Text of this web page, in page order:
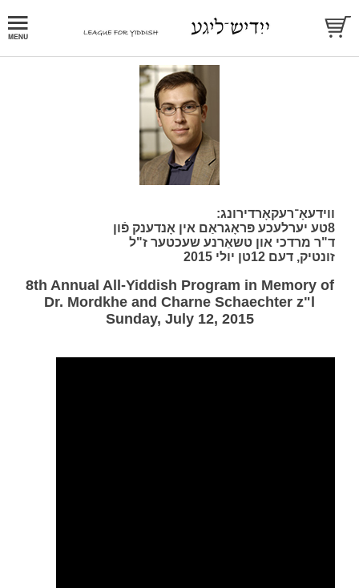
ווידעאָ־רעקאָרדירונג:
8טע יערלעכע פּראָגראַם אין אָנדענק פֿון
ד"ר מרדכי און טשאַרנע שעכטער ז"ל
זונטיק, דעם 12טן יולי 2015
8th Annual All-Yiddish Program in Memory of
Dr. Mordkhe and Charne Schaechter z"l
Sunday, July 12, 2015